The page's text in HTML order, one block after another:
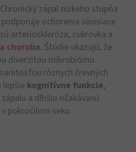
Chronický zápal nízkeho stupňa
ochorenia súvisiace
arterioskleróza, cukrovka a
choroba. Štúdie ukazujú, že
diverzitou mikrobiómu
rôznych črevných
kognitívne funkcie,
a dlhšiu očakávanú
v pokročilom veku.